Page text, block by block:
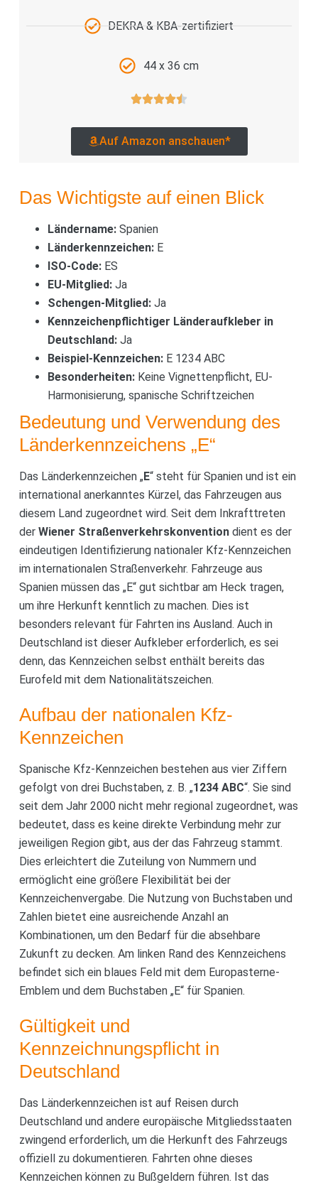
DEKRA & KBA-zertifiziert
44 x 36 cm
Auf Amazon anschauen*
Das Wichtigste auf einen Blick
Ländername:Spanien
Länderkennzeichen:E
ISO-Code:ES
EU-Mitglied:Ja
Schengen-Mitglied:Ja
Kennzeichenpflichtiger Länderaufkleber in
Deutschland:Ja
Beispiel-Kennzeichen:E 1234 ABC
Besonderheiten:Keine Vignettenpflicht, EU-
Harmonisierung, spanische Schriftzeichen
Bedeutung und Verwendung des
Länderkennzeichens „E“
Das Länderkennzeichen „E“ steht für Spanien und ist ein
international anerkanntes Kürzel, das Fahrzeugen aus
diesem Land zugeordnet wird. Seit dem Inkrafttreten
der Wiener Straßenverkehrskonventiondient es der
eindeutigen Identifizierung nationaler Kfz-Kennzeichen
im internationalen Straßenverkehr. Fahrzeuge aus
Spanien müssen das „E“ gut sichtbar am Heck tragen,
um ihre Herkunft kenntlich zu machen. Dies ist
besonders relevant für Fahrten ins Ausland. Auch in
Deutschland ist dieser Aufkleber erforderlich, es sei
denn, das Kennzeichen selbst enthält bereits das
Eurofeld mit dem Nationalitätszeichen.
Aufbau der nationalen Kfz-
Kennzeichen
Spanische Kfz-Kennzeichen bestehen aus vier Ziffern
gefolgt von drei Buchstaben, z. B. „1234 ABC“. Sie sind
seit dem Jahr 2000 nicht mehr regional zugeordnet, was
bedeutet, dass es keine direkte Verbindung mehr zur
jeweiligen Region gibt, aus der das Fahrzeug stammt.
Dies erleichtert die Zuteilung von Nummern und
ermöglicht eine größere Flexibilität bei der
Kennzeichenvergabe. Die Nutzung von Buchstaben und
Zahlen bietet eine ausreichende Anzahl an
Kombinationen, um den Bedarf für die absehbare
Zukunft zu decken. Am linken Rand des Kennzeichens
befindet sich ein blaues Feld mit dem Europasterne-
Emblem und dem Buchstaben „E“ für Spanien.
Gültigkeit und
Kennzeichnungspflicht in
Deutschland
Das Länderkennzeichen ist auf Reisen durch
Deutschland und andere europäische Mitgliedsstaaten
zwingend erforderlich, um die Herkunft des Fahrzeugs
offiziell zu dokumentieren. Fahrten ohne dieses
Kennzeichen können zu Bußgeldern führen. Ist das